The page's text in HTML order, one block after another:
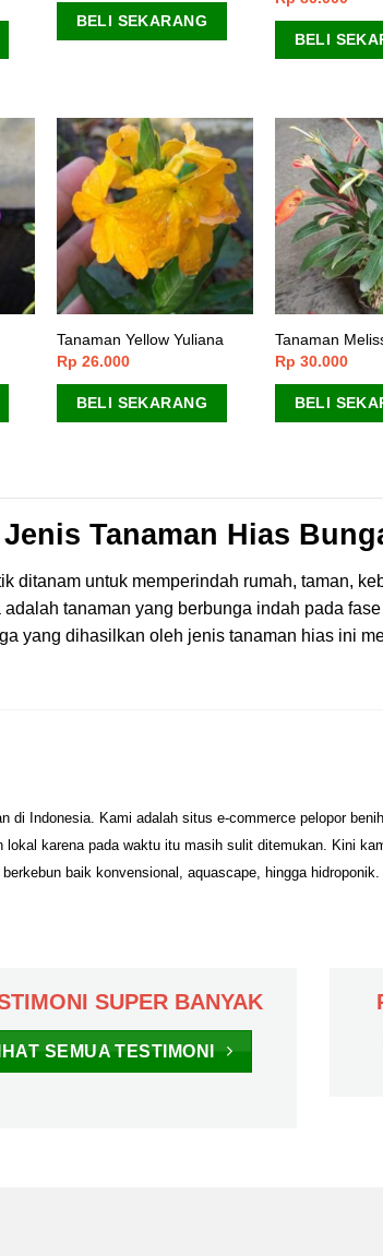
BELI SEKARANG
BELI
Tanaman Yellow Yuliana
Rp 26.000
BELI SEKARANG
Tanaman
Rp 30.000
BELI
Tanaman Hias
ditanam untuk memperindah rumah, taman,
tanaman yang berbunga indah pada
yang dihasilkan oleh jenis tanaman hias ini
di Indonesia. Kami adalah situs e-commerce pelopor
karena pada waktu itu masih sulit ditemukan. Kini
baik konvensional, aquascape, hingga
SUPER BANYAK
SEMUA TESTIMONI